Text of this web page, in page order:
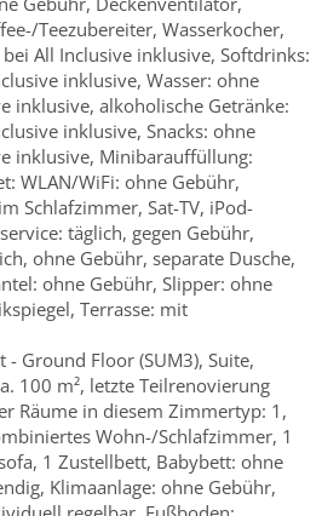
Teezubereiter, Wasserkocher,
All Inclusive inklusive, Softdrinks:
inklusive, Wasser: ohne
inklusive, alkoholische Getränke:
inklusive, Snacks: ohne
inklusive, Minibarauffüllung:
WLAN/WiFi: ohne Gebühr,
Schlafzimmer, Sat-TV, iPod-
täglich, gegen Gebühr,
ohne Gebühr, separate Dusche,
ohne Gebühr, Slipper: ohne
Terrasse: mit
Ground Floor (SUM3), Suite,
100 m², letzte Teilrenovierung
Räume in diesem Zimmertyp: 1,
Wohn-/Schlafzimmer, 1
1 Zustellbett, Babybett: ohne
Klimaanlage: ohne Gebühr,